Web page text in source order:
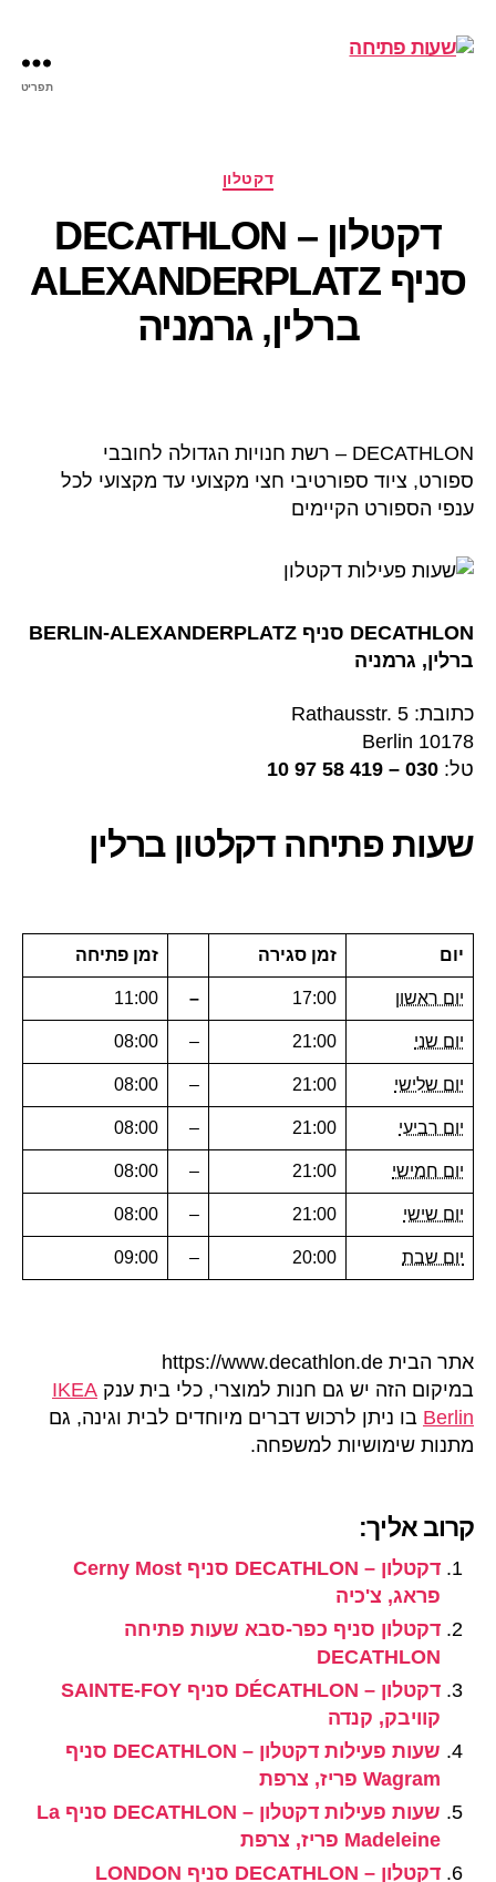
תפריט
קטגוריותדקטלון
דקטלון – DECATHLON
סניף ALEXANDERPLATZ
ברלין, גרמניה
DECATHLON – רשת חנויות הגדולה לחובבי
ספורט, ציוד ספורטיבי חצי מקצועי עד מקצועי לכל
ענפי הספורט הקיימים
DECATHLON סניף BERLIN-ALEXANDERPLATZ
ברלין, גרמניה
כתובת: Rathausstr. 5
10178 Berlin
טל: 030 – 419 58 97 10
שעות פתיחה דקלטון ברלין
יום זמן סגירה זמן פתיחה
יום ראשון 17:00
–
11:00
יום שני 21:00
–
08:00
יום שלישי 21:00
–
08:00
יום רביעי 21:00
–
08:00
יום חמישי 21:00
–
08:00
יום שישי 21:00
–
08:00
יום שבת 20:00
–
09:00
אתר הבית https://www.decathlon.de
במיקום הזה יש גם חנות למוצרי, כלי בית ענק IKEA
Berlin בו ניתן לרכוש דברים מיוחדים לבית וגינה, גם
מתנות שימושיות למשפחה.
קרוב אליך:
דקטלון – DECATHLON סניף Cerny Most
פראג, צ'כיה
דקטלון סניף כפר-סבא שעות פתיחה
DECATHLON
דקטלון – DÉCATHLON סניף SAINTE-FOY
קוויבק, קנדה
שעות פעילות דקטלון – DECATHLON סניף
Wagram פריז, צרפת
שעות פעילות דקטלון – DECATHLON סניף La
Madeleine פריז, צרפת
דקטלון – DECATHLON סניף LONDON